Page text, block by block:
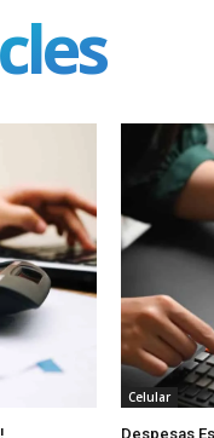
Celular
Despesas